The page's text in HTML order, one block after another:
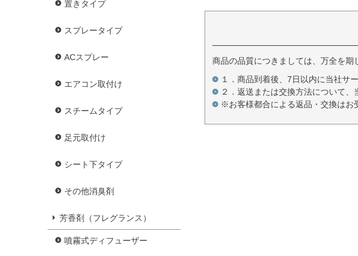
置きタイプ
スプレータイプ
ACスプレー
エアコン取付け
スチームタイプ
足元取付け
シート下タイプ
その他消臭剤
芳香剤（フレグランス）
噴霧式ディフューザー
商品の品質につきましては、万全を期
１．商品到着後、7日以内に当社サ
２．返送または交換方法について、
※お客様都合による返品・交換はお